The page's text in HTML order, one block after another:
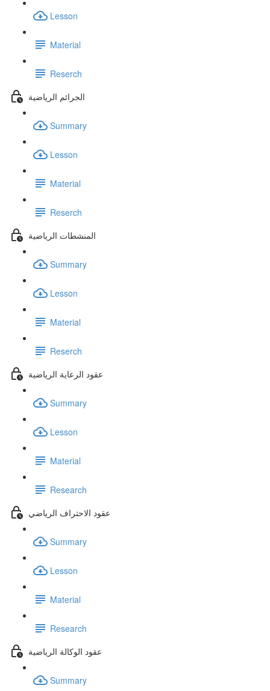
Lesson
Material
Reserch
الجرائم الرياضية
Summary
Lesson
Material
Reserch
المنشطات الرياضية
Summary
Lesson
Material
Reserch
عقود الرعاية الرياضية
Summary
Lesson
Material
Research
عقود الاحتراف الرياضي
Summary
Lesson
Material
Research
عقود الوكالة الرياضية
Summary